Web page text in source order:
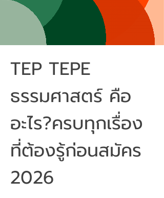
TEP TEPE
ธรรมศาสตร์ คือ
อะไร?ครบทุกเรื่อง
ที่ต้องรู้ก่อนสมัคร
2026